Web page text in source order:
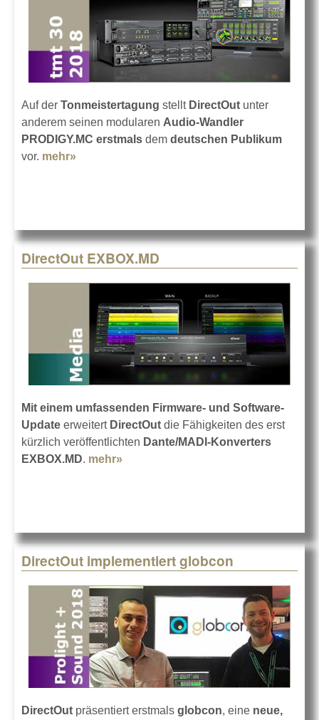
Auf der Tonmeistertagung stellt DirectOut unter
anderem seinen modularen Audio-Wandler
PRODIGY.MC erstmals dem deutschen Publikum
vor. mehr»
DirectOut EXBOX.MD
Mit einem umfassenden Firmware- und Software-
Update erweitert DirectOut die Fähigkeiten des erst
kürzlich veröffentlichten Dante/MADI-Konverters
EXBOX.MD. mehr»
DirectOut implementiert globcon
DirectOut präsentiert erstmals globcon, eine neue,